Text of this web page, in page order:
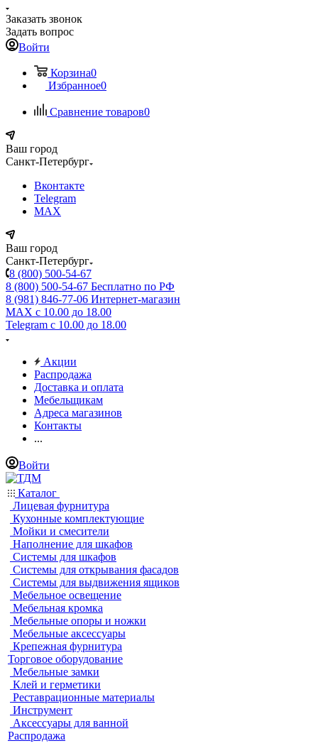
Заказать звонок
Задать вопрос
Войти
Корзина0
Избранное0
Сравнение товаров0
Ваш город
Санкт-Петербург
Вконтакте
Telegram
MAX
Ваш город
Санкт-Петербург
8 (800) 500-54-67
8 (800) 500-54-67 Бесплатно по РФ
8 (981) 846-77-06 Интернет-магазин
MAX с 10.00 до 18.00
Telegram с 10.00 до 18.00
Акции
Распродажа
Доставка и оплата
Мебельщикам
Адреса магазинов
Контакты
...
Войти
Каталог
Лицевая фурнитура
Кухонные комплектующие
Мойки и смесители
Наполнение для шкафов
Системы для шкафов
Системы для открывания фасадов
Системы для выдвижения ящиков
Мебельное освещение
Мебельная кромка
Мебельные опоры и ножки
Мебельные аксессуары
Крепежная фурнитура
Торговое оборудование
Мебельные замки
Клей и герметики
Реставрационные материалы
Инструмент
Аксессуары для ванной
Распродажа